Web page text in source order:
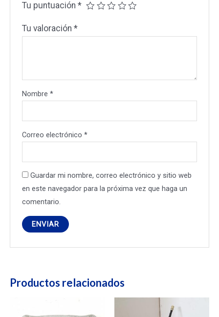
Tu puntuación*
Tu valoración*
Nombre*
Correo electrónico*
Guardar mi nombre, correo electrónico y sitio web
en este navegador para la próxima vez que haga un
comentario.
Productos relacionados